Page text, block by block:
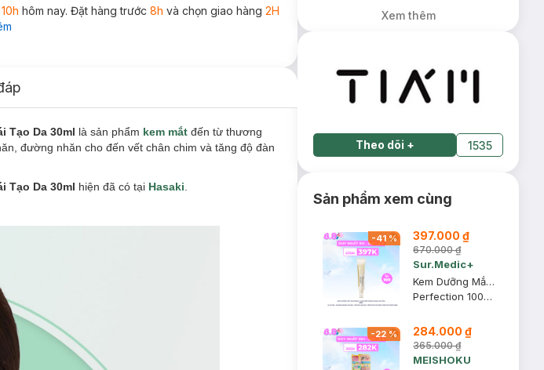
10h hôm nay. Đặt hàng trước 8h và chọn giao hàng 2H
Tạo Da 30ml là sản phẩm kem mắt đến từ thương
đường nhăn cho đến vết chân chim và tăng độ đàn
Tạo Da 30ml hiện đã có tại Hasaki
Xem thêm
Theo dõi + 1535
Sản phẩm xem cùng
-41% 397.000 ₫
670.000 ₫
Sur.Medic+
Kem Dưỡng Mắt Sur.Medic+ Giảm Nếp Nhăn, Ngăn Lão Hóa 35ml
Perfection 100™ All In One Facial Eye Cream
-22% 284.000 ₫
365.000 ₫
MEISHOKU